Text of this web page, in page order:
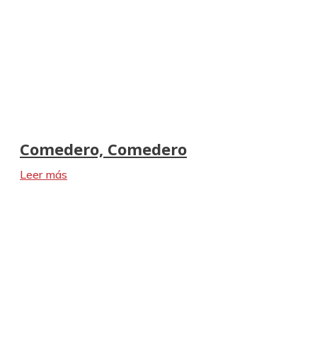
Comedero, Comedero
Leer más